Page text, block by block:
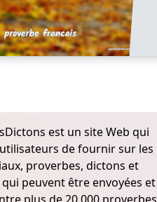
est un site Web qui
de fournir sur les
proverbes, dictons et
peuvent être envoyées et